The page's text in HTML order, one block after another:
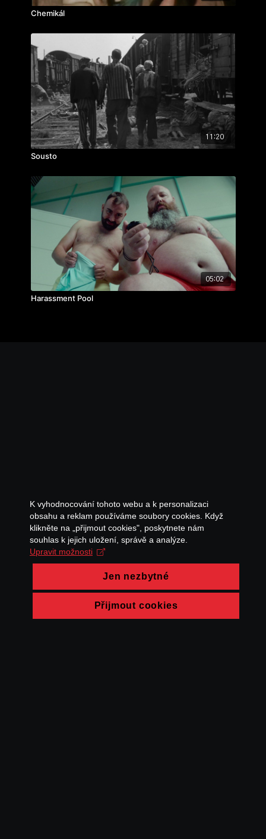
Chemikál
11:20
Sousto
05:02
Harassment Pool
K vyhodnocování tohoto webu a k personalizaci
obsahu a reklam používáme soubory cookies. Když
klikněte na „přijmout cookies", poskytnete nám
souhlas k jejich uložení, správě a analýze.
Upravit možnosti
Jen nezbytné
Přijmout cookies